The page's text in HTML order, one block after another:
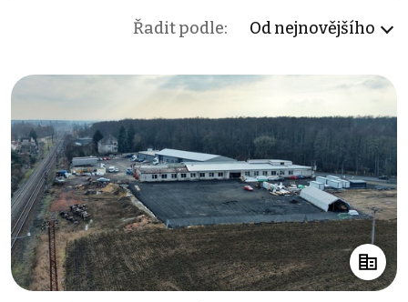
Řadit podle: Od nejnovějšího